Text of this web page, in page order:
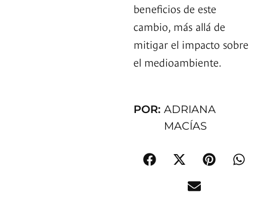
beneficios de este
cambio, más allá de
mitigar el impacto sobre
el medioambiente.
POR: ADRIANA
MACÍAS